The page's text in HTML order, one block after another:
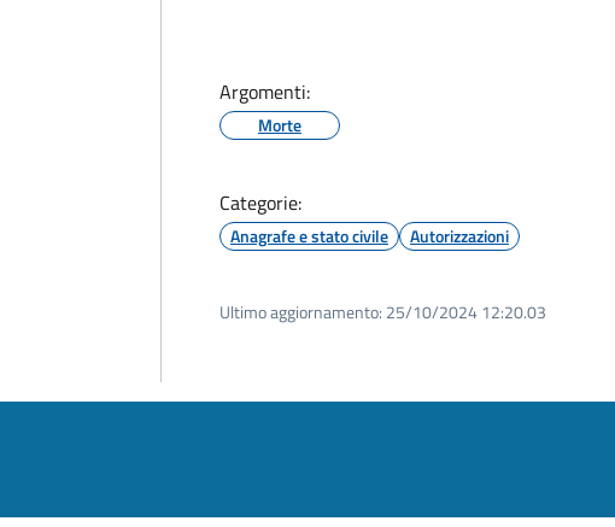
Argomenti:
Morte
Categorie:
Anagrafe e stato civile Autorizzazioni
Ultimo aggiornamento: 25/10/2024 12:20.03